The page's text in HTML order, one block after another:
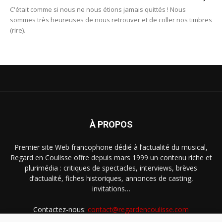
C'était comme si nous ne nous étions jamais quittés ! Nous
sommes très heureuses de nous retrouver et de coller nos timbres
(rire).
À PROPOS
Premier site Web francophone dédié à l’actualité du musical,
Regard en Coulisse offre depuis mars 1999 un contenu riche et
plurimédia : critiques de spectacles, interviews, brèves
d’actualité, fiches historiques, annonces de casting,
invitations…
Contactez-nous: contact@regardencoulisse.com